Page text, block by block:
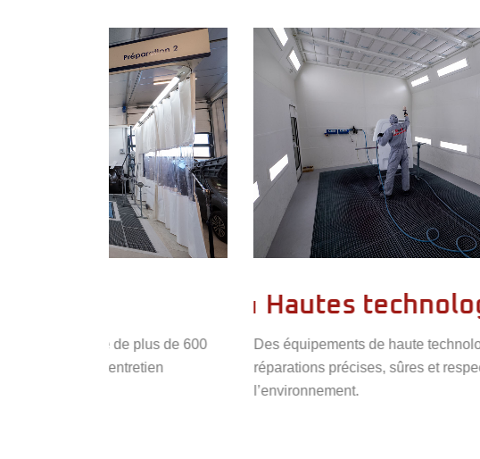
Hautes technologies
Des équipements de haute technologie pour des
réparations précises, sûres et respectueuses de